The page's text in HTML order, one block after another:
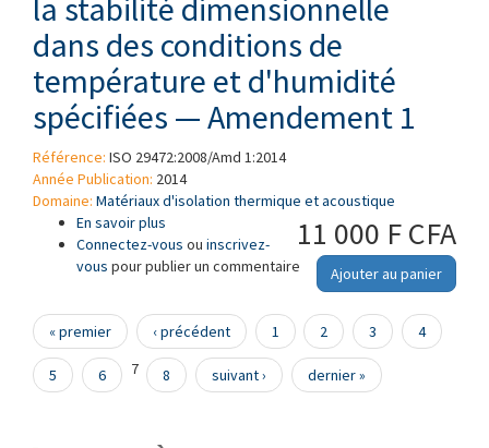
la stabilité dimensionnelle
dans des conditions de
température et d'humidité
spécifiées — Amendement 1
Référence: ISO 29472:2008/Amd 1:2014
Année Publication: 2014
Domaine: Matériaux d'isolation thermique et acoustique
11 000 F CFA
Ajouter au panier
En savoir plus à propos de Produits isolants thermiques
destinés aux applications du bâtiment —
Détermination de la stabilité dimensionnelle
dans des conditions de température et
d'humidité spécifiées — Amendement 1
Connectez-vous ou inscrivez-
vous pour publier un commentaire
Pages
« premier ‹ précédent 1 2 3 4
5 6 7 8 suivant › dernier »